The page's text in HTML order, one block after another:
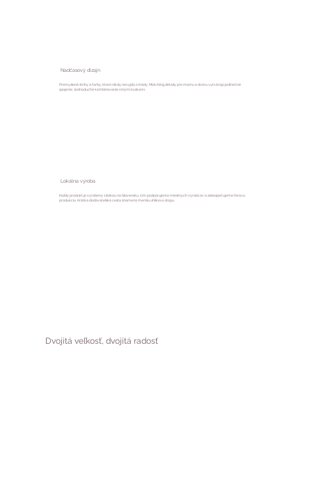
Nadčasový dizajn
Premyslené strihy a farby, ktoré nikdy nevyjdú z módy. Matching detaily pre mamu a dcéru vytvárajú jedinečné
spojenie. Jednoduché kombinovanie s inými kúskami.
Lokálna výroba
Každý produkt je vyrobený s láskou na Slovensku, čím podporujeme miestnych výrobcov a zabezpečujeme férovú
produkciu. Krátka dodávateľská cesta znamená menšiu uhlíkovú stopu.
Dvojitá veľkosť, dvojitá radosť